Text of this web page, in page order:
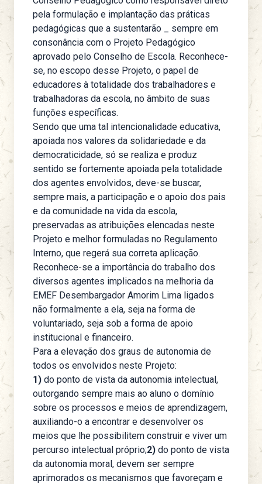
pela formulação e implantação das práticas
pedagógicas que a sustentarão _ sempre em
consonância com o Projeto Pedagógico
aprovado pelo Conselho de Escola. Reconhece-
se, no escopo desse Projeto, o papel de
educadores à totalidade dos trabalhadores e
trabalhadoras da escola, no âmbito de suas
funções específicas.
Sendo que uma tal intencionalidade educativa,
apoiada nos valores da solidariedade e da
democraticidade, só se realiza e produz
sentido se fortemente apoiada pela totalidade
dos agentes envolvidos, deve-se buscar,
sempre mais, a participação e o apoio dos pais
e da comunidade na vida da escola,
preservadas as atribuições elencadas neste
Projeto e melhor formuladas no Regulamento
Interno, que regerá sua correta aplicação.
Reconhece-se a importância do trabalho dos
diversos agentes implicados na melhoria da
EMEF Desembargador Amorim Lima ligados
não formalmente a ela, seja na forma de
voluntariado, seja sob a forma de apoio
institucional e financeiro.
Para a elevação dos graus de autonomia de
todos os envolvidos neste Projeto:
1) do ponto de vista da autonomia intelectual,
outorgando sempre mais ao aluno o domínio
sobre os processos e meios de aprendizagem,
auxiliando-o a encontrar e desenvolver os
meios que lhe possibilitem construir e viver um
percurso intelectual próprio;2) do ponto de vista
da autonomia moral, devem ser sempre
aprimorados os mecanismos que favoreçam e